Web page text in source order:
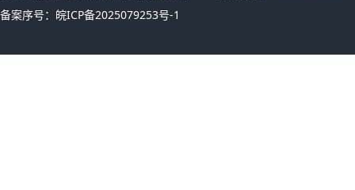
备案序号： 皖ICP备2025079253号-1